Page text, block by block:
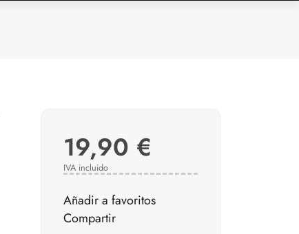
19,90 €
IVA incluido
Añadir a favoritos
Compartir